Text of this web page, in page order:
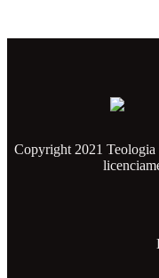
Copyright 2021 Teologia